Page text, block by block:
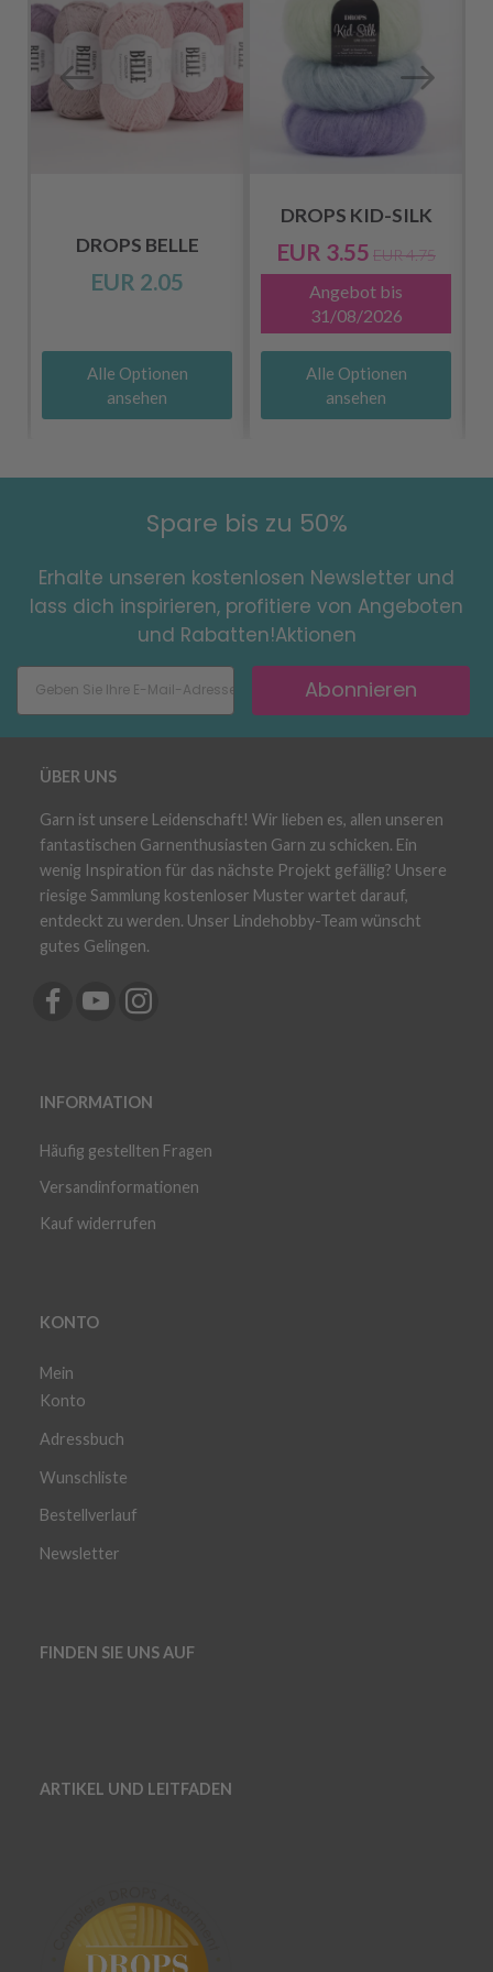
DROPS BELLE
EUR 2.05
Alle Optionen
ansehen
DROPS KID-SILK
EUR 3.55 EUR 4.75
Angebot bis
31/08/2026
Alle Optionen
ansehen
Spare bis zu 50%
Erhalte unseren kostenlosen Newsletter und
lass dich inspirieren, profitiere von Angeboten
und Rabatten!Aktionen
Abonnieren
ÜBER UNS
Garn ist unsere Leidenschaft! Wir lieben es, allen unseren
fantastischen Garnenthusiasten Garn zu schicken. Ein
wenig Inspiration für das nächste Projekt gefällig? Unsere
riesige Sammlung kostenloser Muster wartet darauf,
entdeckt zu werden. Unser Lindehobby-Team wünscht
gutes Gelingen.
INFORMATION
Häufig gestellten Fragen
Versandinformationen
Kauf widerrufen
KONTO
Mein
Konto
Adressbuch
Wunschliste
Bestellverlauf
Newsletter
FINDEN SIE UNS AUF
ARTIKEL UND LEITFADEN